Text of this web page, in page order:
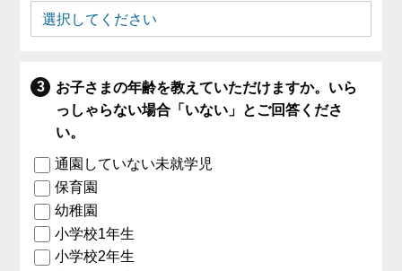
お子さまの年齢を教えていただけますか。いら
っしゃらない場合「いない」とご回答くださ
い。
通園していない未就学児
保育園
幼稚園
小学校1年生
小学校2年生